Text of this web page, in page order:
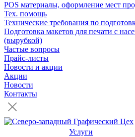
POS материалы, оформление мест
Тех. помощь
Технические требования по
Подготовка макетов для печати с
(вырубкой)
Частые вопросы
Прайс-листы
Новости и акции
Акции
Новости
Контакты
Услуги